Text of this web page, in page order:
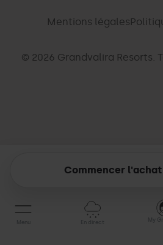
© 2026 Grandvalira Resorts.
-
palarinsal.com
Mentions légales
Commencer l'achat
Menu En direct My